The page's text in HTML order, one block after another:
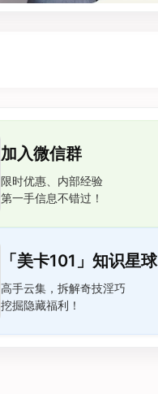
加入微信群
限时优惠、内部经验
第一手信息不错过！
「美卡101」知识星球
高手云集，拆解奇技淫巧
挖掘隐藏福利！